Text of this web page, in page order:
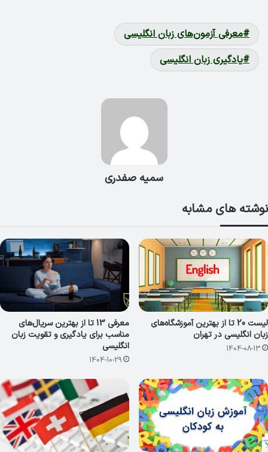
معرفی آزمون‌های زبان انگلیسی
یادگیری زبان انگلیسی
سمیه صفدری
نوشته های مشابه
لیست 20 تا از بهترین آموزشگاه‌های
زبان انگلیسی در تهران
1404-08-13
معرفی 13 تا از بهترین سریال‌های
مناسب برای یادگیری و تقویت زبان
انگلیسی
1404-10-29